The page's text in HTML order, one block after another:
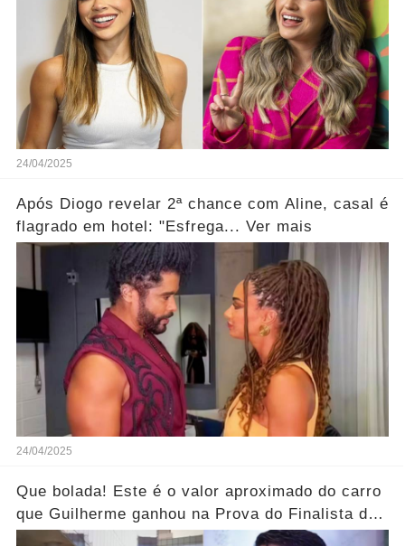
24/04/2025
Após Diogo revelar 2ª chance com Aline, casal é
flagrado em hotel: "Esfrega... Ver mais
24/04/2025
Que bolada! Este é o valor aproximado do carro
que Guilherme ganhou na Prova do Finalista do
BBB25...Ver mais